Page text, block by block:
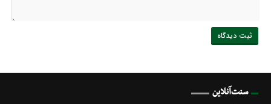
سنت‌آنلاین